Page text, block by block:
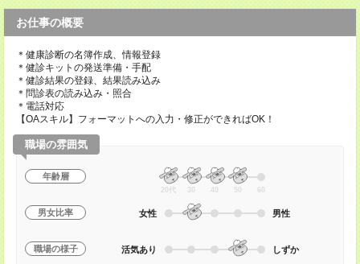
お仕事の概要
＊健康診断の名簿作成、情報登録
＊健診キットの発送準備・手配
＊健診結果の登録、結果読み込み
＊問診表の読み込み・照合
＊電話対応
【OAスキル】フォーマットへの入力・修正ができればOK！
職場の雰囲気
年齢層
20代 30 40 50 60
男女比率 女性 男性
職場の様子 活気あり しずか